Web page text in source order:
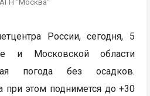
"Москва"
России, сегодня, 5
и Московской области
погода без осадков.
при этом поднимется до +30